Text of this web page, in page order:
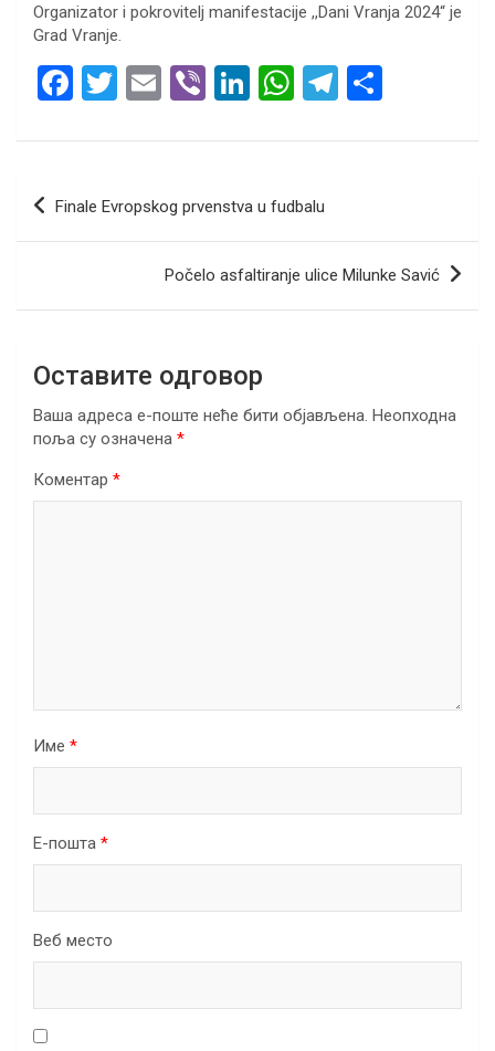
Organizator i pokrovitelj manifestacije ,,Dani Vranja 2024“ je
Grad Vranje.
F
ce
b
o
T
tt
E
ail
Vi
er
Li
ke
dI
n
W
at
s
A
p
T
e
m
ar
Кретање
Finale Evropskog prvenstva u fudbalu
Počelo asfaltiranje ulice Milunke Savić
Оставите одговор
Ваша адреса е-поште неће бити објављена. Неопходна
поља су означена *
Коментар *
Име *
Е-пошта *
Веб место